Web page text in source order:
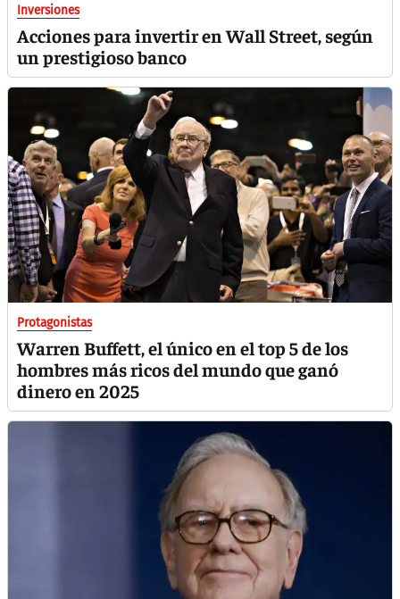
Inversiones
Acciones para invertir en Wall Street, según
un prestigioso banco
Protagonistas
Warren Buffett, el único en el top 5 de los
hombres más ricos del mundo que ganó
dinero en 2025